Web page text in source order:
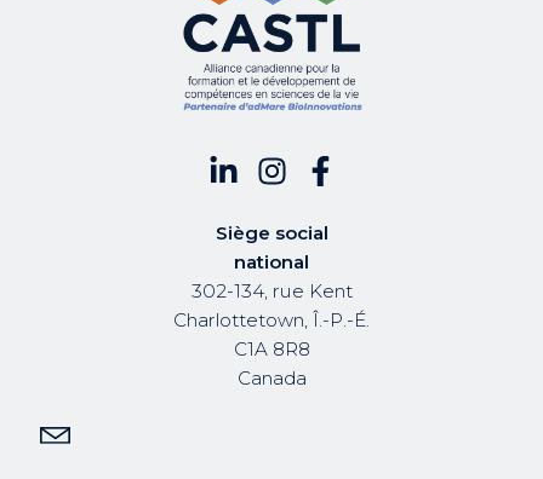
Siège social
national
302-134, rue Kent
Charlottetown, Î.-P.-É.
C1A 8R8
Canada